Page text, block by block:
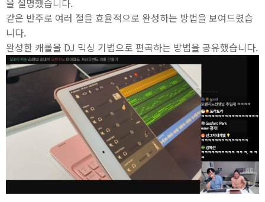
같은 반주로 여러 절을 효율적으로 완성하는 방법을 보여드렸습
니다.
완성한 캐롤을 DJ 믹싱 기법으로 편곡하는 방법을 공유했습니다.